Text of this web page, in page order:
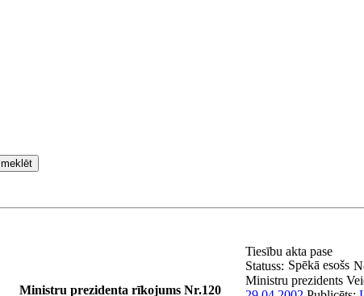
meklēt
Ministru prezidenta rīkojums Nr.120
Tiesību akta pase
Statuss: Spēkā esošs
Ministru prezidents